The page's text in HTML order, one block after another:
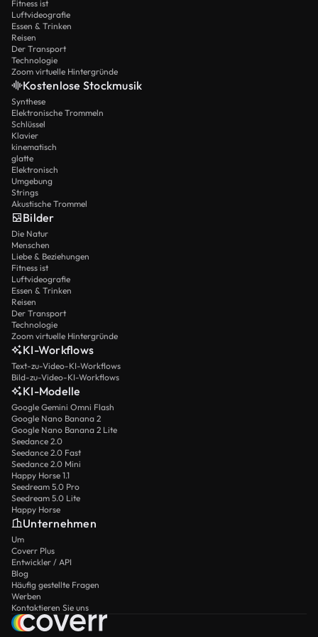
Fitness ist
Luftvideografie
Essen & Trinken
Reisen
Der Transport
Technologie
Zoom virtuelle Hintergründe
Kostenlose Stockmusik
Synthese
Elektronische Trommeln
Schlüssel
Klavier
kinematisch
glatte
Elektronisch
Umgebung
Strings
Akustische Trommel
Bilder
Die Natur
Menschen
Liebe & Beziehungen
Fitness ist
Luftvideografie
Essen & Trinken
Reisen
Der Transport
Technologie
Zoom virtuelle Hintergründe
KI-Workflows
Text-zu-Video-KI-Workflows
Bild-zu-Video-KI-Workflows
KI-Modelle
Google Gemini Omni Flash
Google Nano Banana 2
Google Nano Banana 2 Lite
Seedance 2.0
Seedance 2.0 Fast
Seedance 2.0 Mini
Happy Horse 1.1
Seedream 5.0 Pro
Seedream 5.0 Lite
Happy Horse
Unternehmen
Um
Coverr Plus
Entwickler / API
Blog
Häufig gestellte Fragen
Werben
Kontaktieren Sie uns